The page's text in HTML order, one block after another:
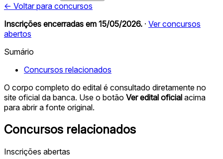
← Voltar para concursos
Inscrições encerradas em 15/05/2026. · Ver concursos
abertos
Sumário
Concursos relacionados
O corpo completo do edital é consultado diretamente no
site oficial da banca. Use o botão Ver edital oficial acima
para abrir a fonte original.
Concursos relacionados
Inscrições abertas